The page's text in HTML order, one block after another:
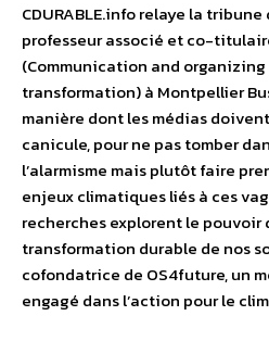
CDURABLE.info relaye la tribune
professeur associé et co-
(Communication and
transformation) à Montpellier
manière dont les médias
canicule, pour ne pas tomber
l’alarmisme mais plutôt faire
enjeux climatiques liés à ces
recherches explorent le pouvoir
transformation durable de nos
cofondatrice de OS4future, un
engagé dans l’action pour le